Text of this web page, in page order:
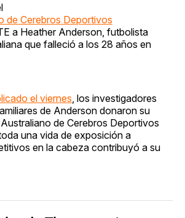
de Cerebros Deportivos
a Heather Anderson, futbolista
que falleció a los 28 años en
el viernes , los investigadores
de Anderson donaron su
de Cerebros Deportivos
una vida de exposición a
en la cabeza contribuyó a su